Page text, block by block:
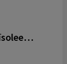
Americano®­­ Renew 350 ml geïsoleerde beker